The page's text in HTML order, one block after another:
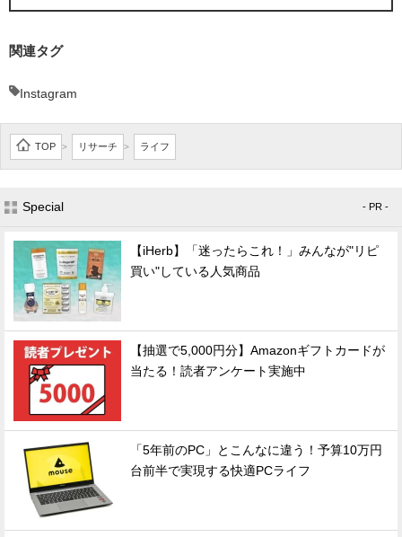
関連タグ
Instagram
TOP > リサーチ > ライフ
Special - PR -
【iHerb】「迷ったらこれ！」みんなが"リピ
買い"している人気商品
【抽選で5,000円分】Amazonギフトカードが
当たる！読者アンケート実施中
「5年前のPC」とこんなに違う！予算10万円
台前半で実現する快適PCライフ